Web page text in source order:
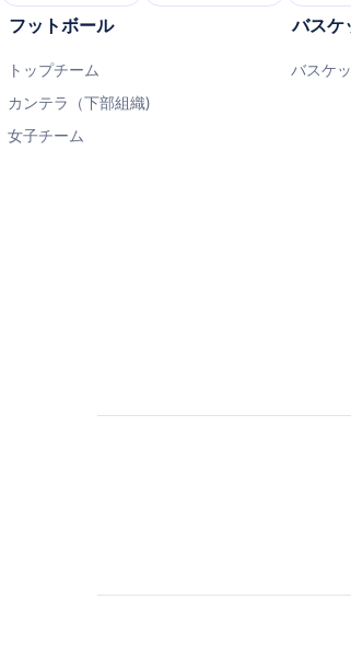
フットボール
トップチーム
カンテラ（下部組織)
女子チーム
バスケ
バスケ